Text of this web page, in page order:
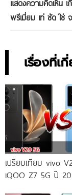
แสดงความคิดเห็น
พรีเมี่ยม เท่ ชัด ใช่ จ
เรื่องที่เ
เปรียบเทียบ vivo
iQOO Z7 5G ปี